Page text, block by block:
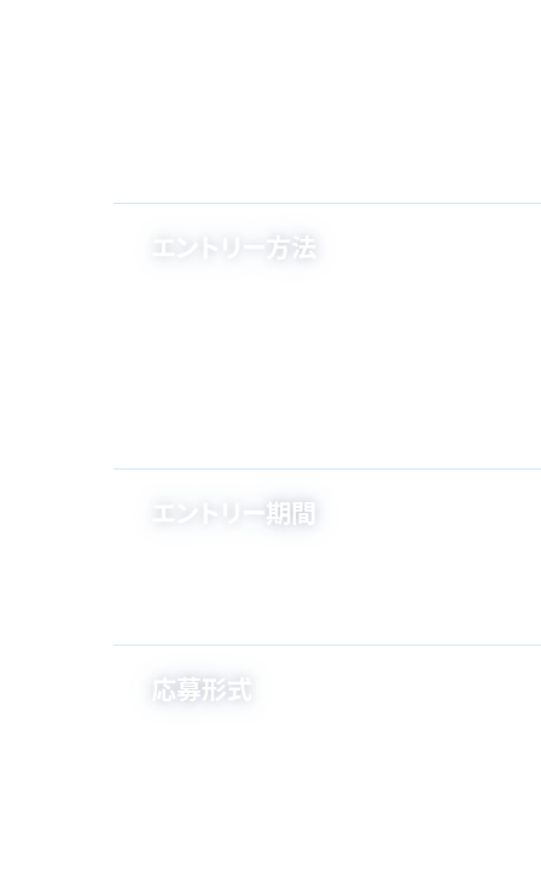
エントリー方法
エントリー期間
応募形式